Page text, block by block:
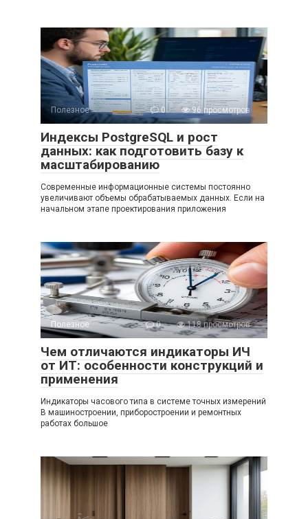
Полезное 0 96 просмотров
Индексы PostgreSQL и рост
данных: как подготовить базу к
масштабированию
Современные информационные системы постоянно
увеличивают объемы обрабатываемых данных. Если на
начальном этапе проектирования приложения
Полезное 0 118 просмотров
Чем отличаются индикаторы ИЧ
от ИТ: особенности конструкций и
применения
Индикаторы часового типа в системе точных измерений
В машиностроении, приборостроении и ремонтных
работах большое